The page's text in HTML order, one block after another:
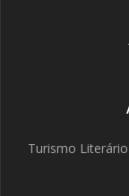
Turismo